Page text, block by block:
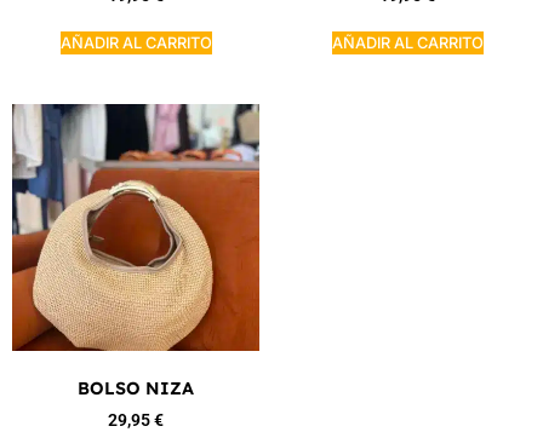
AÑADIR AL CARRITO AÑADIR AL CARRITO
BOLSO NIZA
29,95€